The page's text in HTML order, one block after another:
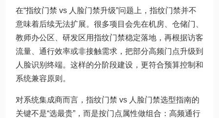
在“指纹门禁 vs 人脸门禁升级”问题上，指纹门禁并不
意味着后续无法扩展。很多项目会先在机房、仓储门、
教师办公区、研发区用指纹门禁稳定落地，再根据访客
流量、通行效率或非接触需求，把部分高频门点升级到
人脸识别终端。这样的分阶段建设，更符合预算控制和
系统兼容原则。
对系统集成商而言，指纹门禁 vs 人脸门禁选型指南的
关键不是“选最贵”，而是按门点属性做组合：高频通行